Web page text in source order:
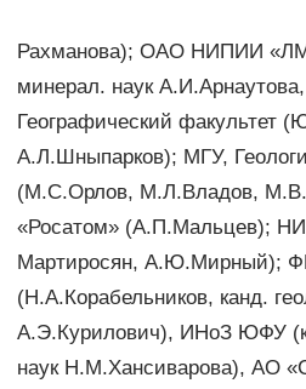
Рахманова); ОАО НИПИИ
минерал. наук
Географический факультет
А.Л.Шныпарков); МГУ,
(М.С.Орлов, М.Л.Владов,
«Росатом» (А.П.Мальцев);
Мартиросян, А.Ю.Мирный);
(Н.А.Корабельников, канд.
А.Э.Курилович), ИНоЗ ЮФУ
наук Н.М.Хансиварова), АО